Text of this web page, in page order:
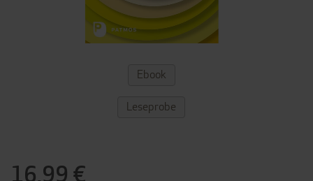
16,99 €
ZUM
ANFANG
BILDERGALERIE
SPRINGEN
Ebook
Leseprobe